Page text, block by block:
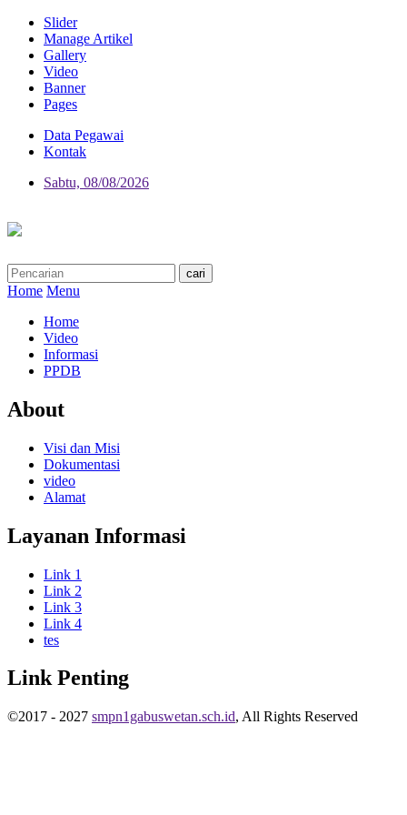
Slider
Manage Artikel
Gallery
Video
Banner
Pages
Data Pegawai
Kontak
Sabtu, 08/08/2026
Home Menu
Home
Video
Informasi
PPDB
About
Visi dan Misi
Dokumentasi
video
Alamat
Layanan Informasi
Link 1
Link 2
Link 3
Link 4
tes
Link Penting
©2017 - 2027 smpn1gabuswetan.sch.id, All Rights Reserved